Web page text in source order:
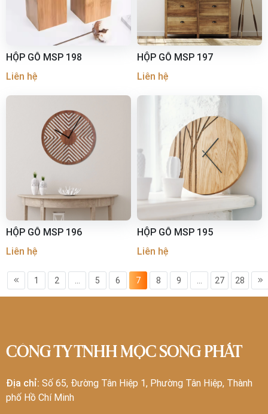
HỘP GỖ MSP 198
Liên hệ
HỘP GỖ MSP 197
Liên hệ
HỘP GỖ MSP 196
Liên hệ
HỘP GỖ MSP 195
Liên hệ
1 2 5 6 7 8 9 27 28
CÔNG TY TNHH MỘC SONG PHÁT
Địa chỉ: Số 65, Đường Tân Hiệp 1, Phường Tân Hiệp, Thành
phố Hồ Chí Minh